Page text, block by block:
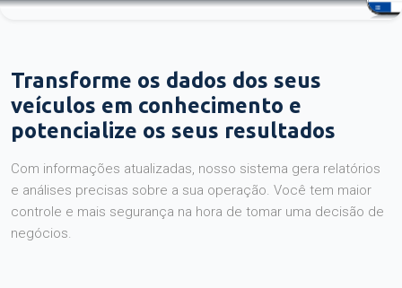
Transforme os dados dos seus
veículos em conhecimento e
potencialize os seus resultados
Com informações atualizadas, nosso sistema gera relatórios
e análises precisas sobre a sua operação. Você tem maior
controle e mais segurança na hora de tomar uma decisão de
negócios.